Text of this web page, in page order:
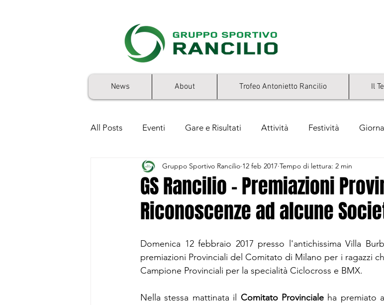
News About Trofeo Antonietto Rancilio Il
All Posts Eventi Gare e Risultati Attività Festività
GS Rancilio 50'story
GS Rancilio - Premiazioni
Riconoscenze ad alcune
Gruppo Sportivo Rancilio 12 feb 2017 Tempo di lettura: 2 min
Domenica 12 febbraio 2017 presso l'antichissima Villa
premiazioni Provinciali del Comitato di Milano per i ragazzi
Campione Provinciali per la specialità Ciclocross e BMX.
Nella stessa mattinata il Comitato Provinciale ha premiato